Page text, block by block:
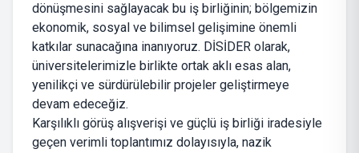
dönüşmesini sağlayacak bu iş birliğinin; bölgemizin
ekonomik, sosyal ve bilimsel gelişimine önemli
katkılar sunacağına inanıyoruz. DİSİDER olarak,
üniversitelerimizle birlikte ortak aklı esas alan,
yenilikçi ve sürdürülebilir projeler geliştirmeye
devam edeceğiz.
Karşılıklı görüş alışverişi ve güçlü iş birliği iradesiyle
geçen verimli toplantımız dolayısıyla, nazik